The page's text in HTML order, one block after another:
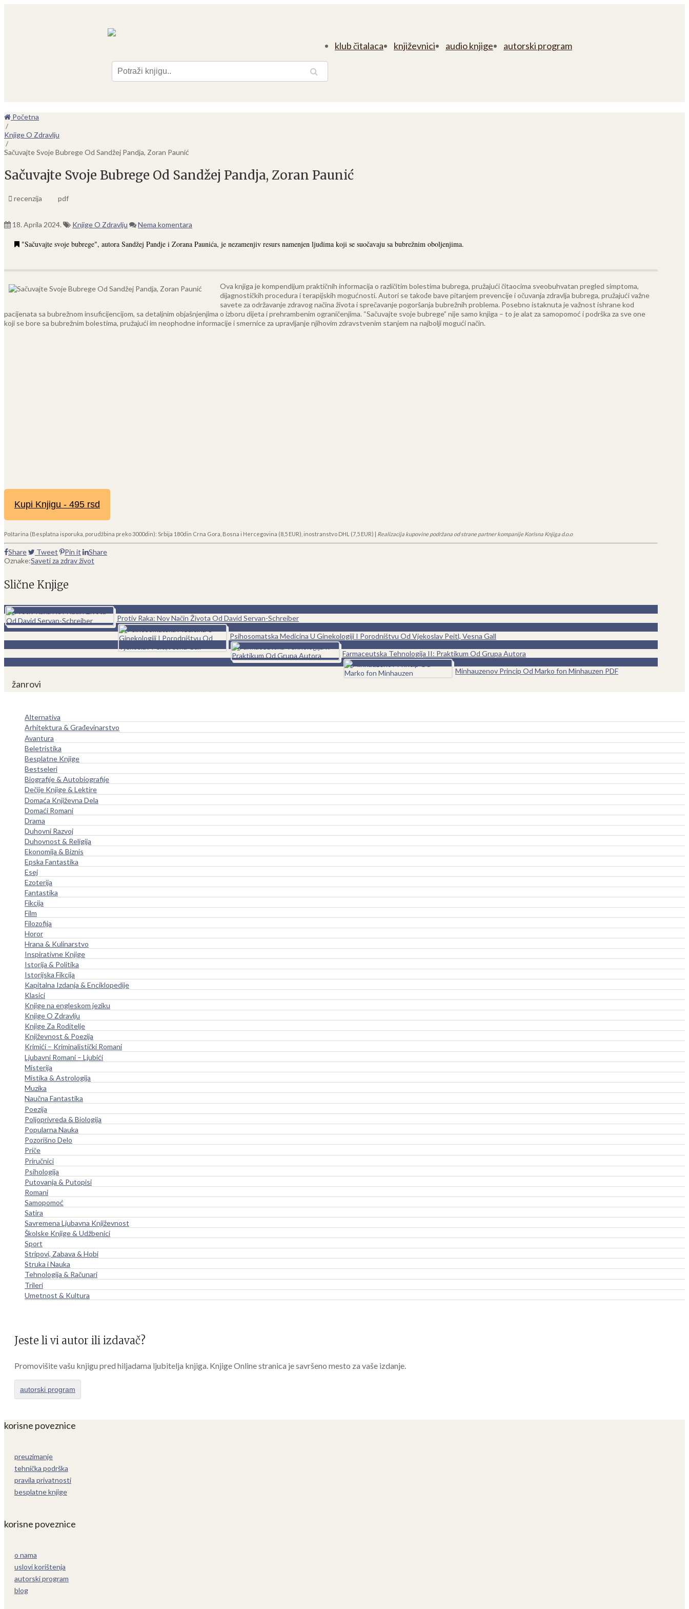
klub čitalaca književnici audio knjige autorski program
Početna
/
Knjige O Zdravlju
/
Sačuvajte Svoje Bubrege Od Sandžej Pandja, Zoran Paunić
Sačuvajte Svoje Bubrege Od Sandžej Pandja, Zoran Paunić
recenzija pdf
18. Aprila 2024. Knjige O Zdravlju Nema komentara
"Sačuvajte svoje bubrege", autora Sandžej Pandje i Zorana Paunića, je nezamenjiv resurs namenjen ljudima koji se suočavaju sa bubrežnim oboljenjima.
Ova knjiga je kompendijum praktičnih informacija o različitim bolestima bubrega, pružajući čitaocima sveobuhvatan pregled simptoma,
dijagnostičkih procedura i terapijskih mogućnosti. Autori se takođe bave pitanjem prevencije i očuvanja zdravlja bubrega, pružajući važne
savete za održavanje zdravog načina života i sprečavanje pogoršanja bubrežnih problema. Posebno istaknuta je važnost ishrane kod
pacijenata sa bubrežnom insuficijencijom, sa detaljnim objašnjenjima o izboru dijeta i prehrambenim ograničenjima. “Sačuvajte svoje bubrege” nije samo knjiga – to je alat za samopomoć i podrška za sve one
koji se bore sa bubrežnim bolestima, pružajući im neophodne informacije i smernice za upravljanje njihovim zdravstvenim stanjem na najbolji mogući način.
Kupi Knjigu - 495 rsd
Poštarina (Besplatna isporuka, porudžbina preko 3000din): Srbija 180din Crna Gora, Bosna i Hercegovina (8,5 EUR), inostranstvo DHL (7,5 EUR) | Realizacija kupovine podržana od strane partner kompanije Korisna Knjiga d.o.o
Share Tweet Pin it
Share
Oznake:Saveti za zdrav život
Slične Knjige
Protiv Raka: Nov Način Života Od David Servan-Schreiber
Psihosomatska Medicina U Ginekologiji I Porodništvu Od Vjekoslav Peitl, Vesna Gall
Farmaceutska Tehnologija II: Praktikum Od Grupa Autora
Minhauzenov Princip Od Marko fon Minhauzen PDF
žanrovi
Alternativa
Arhitektura & Građevinarstvo
Avantura
Beletristika
Besplatne Knjige
Bestseleri
Biografije & Autobiografije
Dečije Knjige & Lektire
Domaća Književna Dela
Domaći Romani
Drama
Duhovni Razvoj
Duhovnost & Religija
Ekonomija & Biznis
Epska Fantastika
Esej
Ezoterija
Fantastika
Fikcija
Film
Filozofija
Horor
Hrana & Kulinarstvo
Inspirativne Knjige
Istorija & Politika
Istorijska Fikcija
Kapitalna Izdanja & Enciklopedije
Klasici
Knjige na engleskom jeziku
Knjige O Zdravlju
Knjige Za Roditelje
Književnost & Poezija
Krimići – Kriminalistički Romani
Ljubavni Romani – Ljubići
Misterija
Mistika & Astrologija
Muzika
Naučna Fantastika
Poezija
Poljoprivreda & Biologija
Popularna Nauka
Pozorišno Delo
Priče
Priručnici
Psihologija
Putovanja & Putopisi
Romani
Samopomoć
Satira
Savremena Ljubavna Književnost
Školske Knjige & Udžbenici
Sport
Stripovi, Zabava & Hobi
Struka i Nauka
Tehnologija & Računari
Trileri
Umetnost & Kultura
Jeste li vi autor ili izdavač?
Promovišite vašu knjigu pred hiljadama ljubitelja knjiga. Knjige Online stranica je savršeno mesto za vaše izdanje.
autorski program
korisne poveznice
preuzimanje
tehnička podrška
pravila privatnosti
besplatne knjige
korisne poveznice
o nama
uslovi korištenja
autorski program
blog